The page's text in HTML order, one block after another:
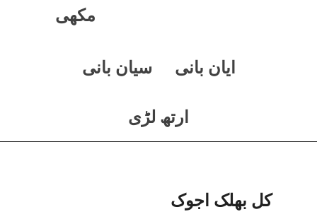
مکھی
ايان بانی سيان بانی
ارتھ لڑی
کل بھلک اجوک